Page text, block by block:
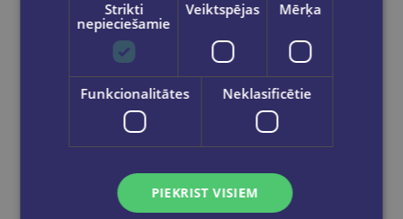
Atlaide
Strikti
nepieciešamie
Veiktspējas Mērķa
Funkcionalitātes Neklasificētie
PIEKRIST VISIEM